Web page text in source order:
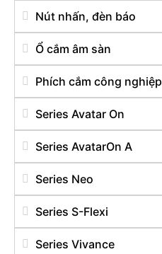
Nút nhấn, đèn báo
Ổ cắm âm sàn
Phích cắm công nghiệp
Series Avatar On
Series AvatarOn A
Series Neo
Series S-Flexi
Series Vivance